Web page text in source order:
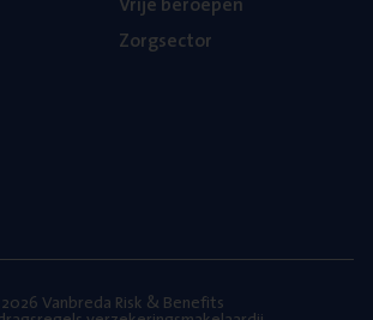
Zorg­sec­tor
Vanbreda Risk & Benefits